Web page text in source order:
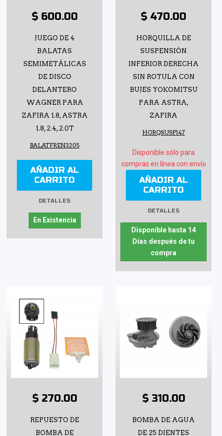
$ 600.00
JUEGO DE 4
BALATAS
SEMIMETÁLICAS
DE DISCO
DELANTERO
WAGNER PARA
ZAFIRA 1.8, ASTRA
1.8, 2.4, 2.0T
BALATFREN3205
AÑADIR AL
CARRITO
DETALLES
En Existencia
$ 470.00
HORQUILLA DE
SUSPENSIÓN
INFERIOR DERECHA
SIN ROTULA CON
BUJES YOKOMITSU
PARA ASTRA,
ZAFIRA
HORQSUSP147
Disponible sólo para
compras en línea con envío
AÑADIR AL
CARRITO
DETALLES
Disponible hasta 14
Días después de tu
compra
$ 270.00
REPUESTO DE
BOMBA DE
$ 310.00
BOMBA DE AGUA
DE 25 DIENTES